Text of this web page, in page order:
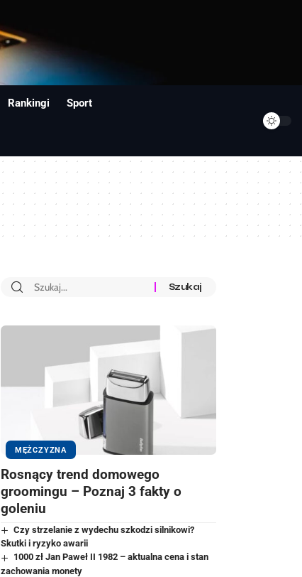
Rankingi Sport
MĘŻCZYZNA
Rosnący trend domowego
groomingu – Poznaj 3 fakty o
goleniu
Czy strzelanie z wydechu szkodzi silnikowi?
Skutki i ryzyko awarii
1000 zł Jan Paweł II 1982 – aktualna cena i stan
zachowania monety